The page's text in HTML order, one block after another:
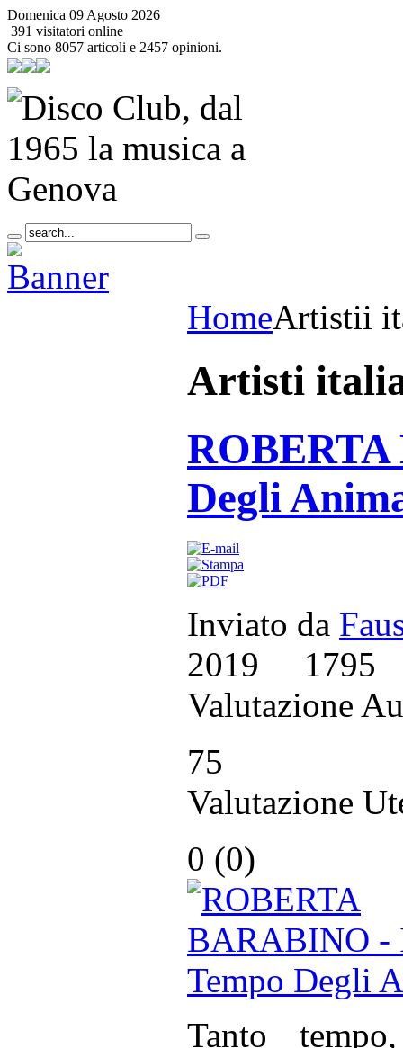
Domenica 09 Agosto 2026
391 visitatori online
Ci sono 8057 articoli e 2457 opinioni.
HomeArtistii
Artisti
Degli
Inviato da
2019 1795
Valutazione
75
Valutazione
0 (0)
Tanto